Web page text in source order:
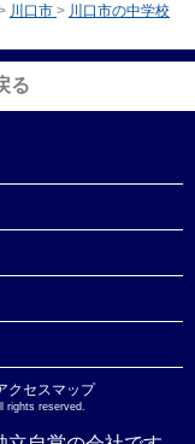
川口市 > 川口市の中学校
る
クセスマップ
reserved.